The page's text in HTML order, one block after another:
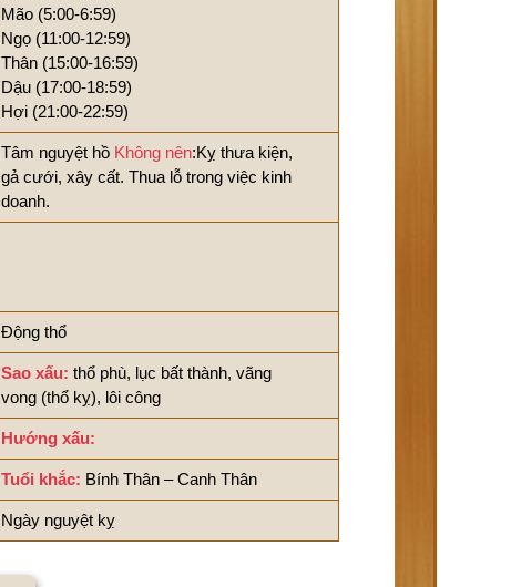
Mão (5:00-6:59)
Ngọ (11:00-12:59)
Thân (15:00-16:59)
Dậu (17:00-18:59)
Hợi (21:00-22:59)
Tâm nguyệt hồ Không nên:Kỵ thưa kiện,
gả cưới, xây cất. Thua lỗ trong việc kinh
doanh.
Động thổ
Sao xấu: thổ phù, lục bất thành, vãng
vong (thổ kỵ), lôi công
Hướng xấu:
Tuổi khắc: Bính Thân – Canh Thân
Ngày nguyệt kỵ